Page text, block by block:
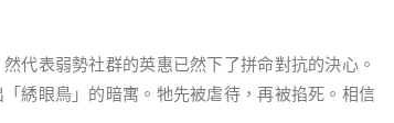
表弱勢社群的英惠已然下了拼命對抗的決心。
綉眼鳥」的暗寓。牠先被虐待，再被掐死。相信